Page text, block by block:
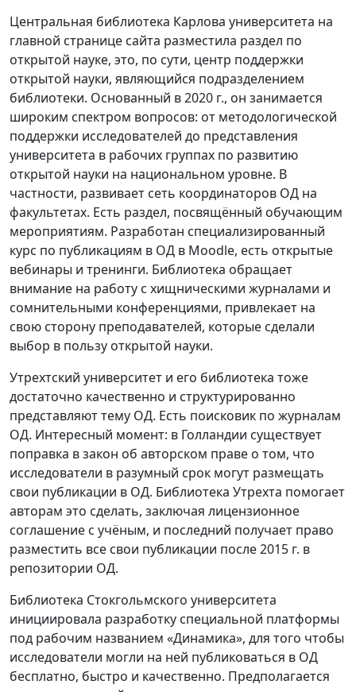
Центральная библиотека Карлова университета на
главной странице сайта разместила раздел по
открытой науке, это, по сути, центр поддержки
открытой науки, являющийся подразделением
библиотеки. Основанный в 2020 г., он занимается
широким спектром вопросов: от методологической
поддержки исследователей до представления
университета в рабочих группах по развитию
открытой науки на национальном уровне. В
частности, развивает сеть координаторов ОД на
факультетах. Есть раздел, посвящённый обучающим
мероприятиям. Разработан специализированный
курс по публикациям в ОД в Moodle, есть открытые
вебинары и тренинги. Библиотека обращает
внимание на работу с хищническими журналами и
сомнительными конференциями, привлекает на
свою сторону преподавателей, которые сделали
выбор в пользу открытой науки.
Утрехтский университет и его библиотека тоже
достаточно качественно и структурированно
представляют тему ОД. Есть поисковик по журналам
ОД. Интересный момент: в Голландии существует
поправка в закон об авторском праве о том, что
исследователи в разумный срок могут размещать
свои публикации в ОД. Библиотека Утрехта помогает
авторам это сделать, заключая лицензионное
соглашение с учёным, и последний получает право
разместить все свои публикации после 2015 г. в
репозитории ОД.
Библиотека Стокгольмского университета
инициировала разработку специальной платформы
под рабочим названием «Динамика», для того чтобы
исследователи могли на ней публиковаться в ОД
бесплатно, быстро и качественно. Предполагается